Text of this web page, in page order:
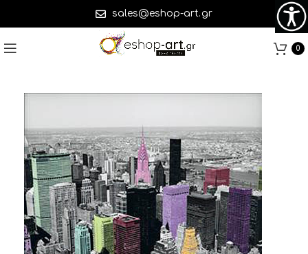
sales@eshop-art.gr
0